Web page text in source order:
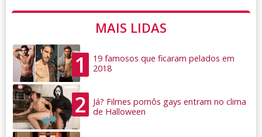
MAIS LIDAS
1
19 famosos que ficaram pelados em
2018
2
Já? Filmes pornôs gays entram no clima
de Halloween